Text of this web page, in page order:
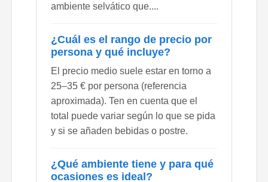
ambiente selvático que....
¿Cuál es el rango de precio por
persona y qué incluye?
El precio medio suele estar en torno a
25–35 € por persona (referencia
aproximada). Ten en cuenta que el
total puede variar según lo que se pida
y si se añaden bebidas o postre.
¿Qué ambiente tiene y para qué
ocasiones es ideal?